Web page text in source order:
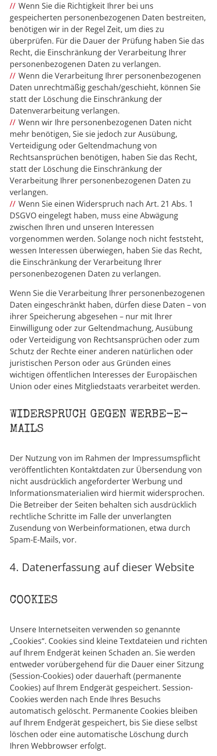
Wenn Sie die Richtigkeit Ihrer bei uns
gespeicherten personenbezogenen Daten bestreiten,
benötigen wir in der Regel Zeit, um dies zu
überprüfen. Für die Dauer der Prüfung haben Sie das
Recht, die Einschränkung der Verarbeitung Ihrer
personenbezogenen Daten zu verlangen.
Wenn die Verarbeitung Ihrer personenbezogenen
Daten unrechtmäßig geschah/geschieht, können Sie
statt der Löschung die Einschränkung der
Datenverarbeitung verlangen.
Wenn wir Ihre personenbezogenen Daten nicht
mehr benötigen, Sie sie jedoch zur Ausübung,
Verteidigung oder Geltendmachung von
Rechtsansprüchen benötigen, haben Sie das Recht,
statt der Löschung die Einschränkung der
Verarbeitung Ihrer personenbezogenen Daten zu
verlangen.
Wenn Sie einen Widerspruch nach Art. 21 Abs. 1
DSGVO eingelegt haben, muss eine Abwägung
zwischen Ihren und unseren Interessen
vorgenommen werden. Solange noch nicht feststeht,
wessen Interessen überwiegen, haben Sie das Recht,
die Einschränkung der Verarbeitung Ihrer
personenbezogenen Daten zu verlangen.
Wenn Sie die Verarbeitung Ihrer personenbezogenen
Daten eingeschränkt haben, dürfen diese Daten – von
ihrer Speicherung abgesehen – nur mit Ihrer
Einwilligung oder zur Geltendmachung, Ausübung
oder Verteidigung von Rechtsansprüchen oder zum
Schutz der Rechte einer anderen natürlichen oder
juristischen Person oder aus Gründen eines
wichtigen öffentlichen Interesses der Europäischen
Union oder eines Mitgliedstaats verarbeitet werden.
WIDERSPRUCH GEGEN WERBE-E-
MAILS
Der Nutzung von im Rahmen der Impressumspflicht
veröffentlichten Kontaktdaten zur Übersendung von
nicht ausdrücklich angeforderter Werbung und
Informationsmaterialien wird hiermit widersprochen.
Die Betreiber der Seiten behalten sich ausdrücklich
rechtliche Schritte im Falle der unverlangten
Zusendung von Werbeinformationen, etwa durch
Spam-E-Mails, vor.
4. Datenerfassung auf dieser Website
COOKIES
Unsere Internetseiten verwenden so genannte
„Cookies“. Cookies sind kleine Textdateien und richten
auf Ihrem Endgerät keinen Schaden an. Sie werden
entweder vorübergehend für die Dauer einer Sitzung
(Session-Cookies) oder dauerhaft (permanente
Cookies) auf Ihrem Endgerät gespeichert. Session-
Cookies werden nach Ende Ihres Besuchs
automatisch gelöscht. Permanente Cookies bleiben
auf Ihrem Endgerät gespeichert, bis Sie diese selbst
löschen oder eine automatische Löschung durch
Ihren Webbrowser erfolgt.